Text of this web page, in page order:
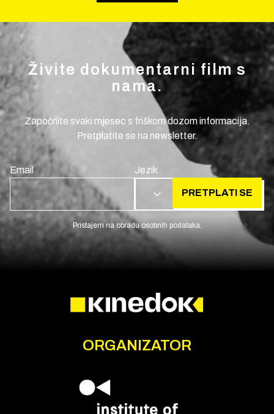
Živite dokumentarni film s
nama.
Započnite svaki mjesec s friškom dozom informacija.
Pretplatite se na newsletter.
Email Jezik
HR PRETPLATI SE
Pristajem na obradu osobnih podataka.
ORGANIZATOR